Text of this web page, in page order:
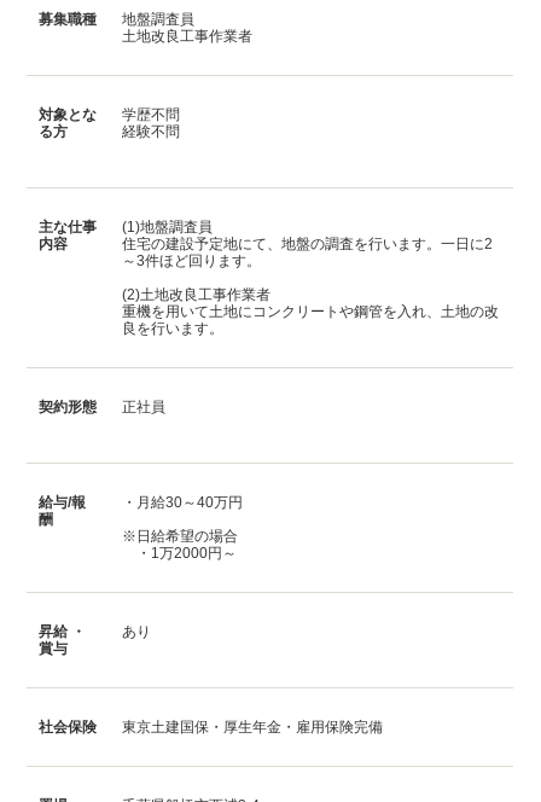
募集職種
地盤調査員
土地改良工事作業者
対象とな
る方
学歴不問
経験不問
主な仕事
内容
(1)地盤調査員
住宅の建設予定地にて、地盤の調査を行います。一日に2
～3件ほど回ります。
(2)土地改良工事作業者
重機を用いて土地にコンクリートや鋼管を入れ、土地の改
良を行います。
契約形態 正社員
給与/報
酬
・月給30～40万円
※日給希望の場合
・1万2000円～
昇給 ・
賞与
あり
社会保険 東京土建国保・厚生年金・雇用保険完備